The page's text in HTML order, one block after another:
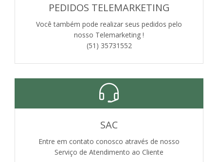
PEDIDOS TELEMARKETING
Você também pode realizar seus pedidos pelo
nosso Telemarketing !
(51) 35731552
SAC
Entre em contato conosco através de nosso
Serviço de Atendimento ao Cliente